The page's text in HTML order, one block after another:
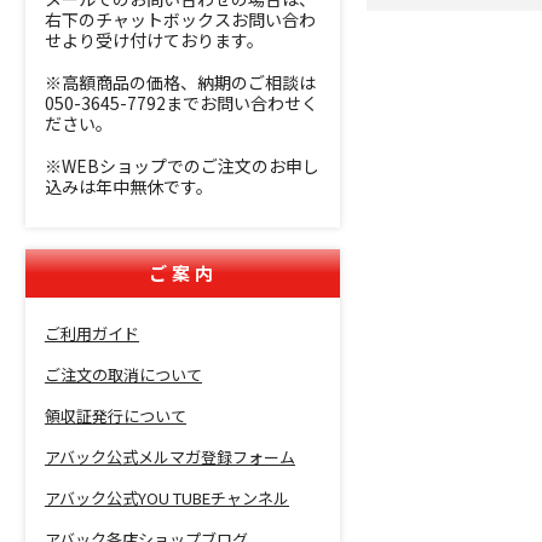
右下のチャットボックスお問い合わ
せより受け付けております。
※高額商品の価格、納期のご相談は
050-3645-7792までお問い合わせく
ださい。
※WEBショップでのご注文のお申し
込みは年中無休です。
ご案内
ご利用ガイド
ご注文の取消について
領収証発行について
アバック公式メルマガ登録フォーム
アバック公式YOU TUBEチャンネル